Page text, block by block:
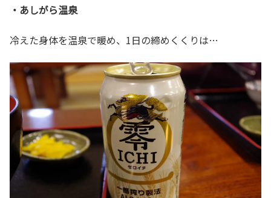
・あしがら温泉
冷えた身体を温泉で暖め、1日の締めくくりは…